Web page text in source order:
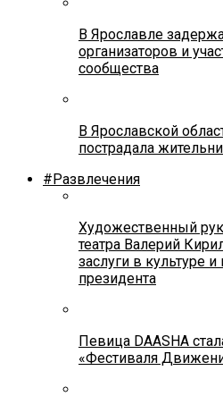
В Ярославле
организаторов и
сообщества
В Ярославской
пострадала
#Развлечения
Художественный
театра Валерий
заслуги в культуре и
президента
Певица DAASHA
«Фестиваля